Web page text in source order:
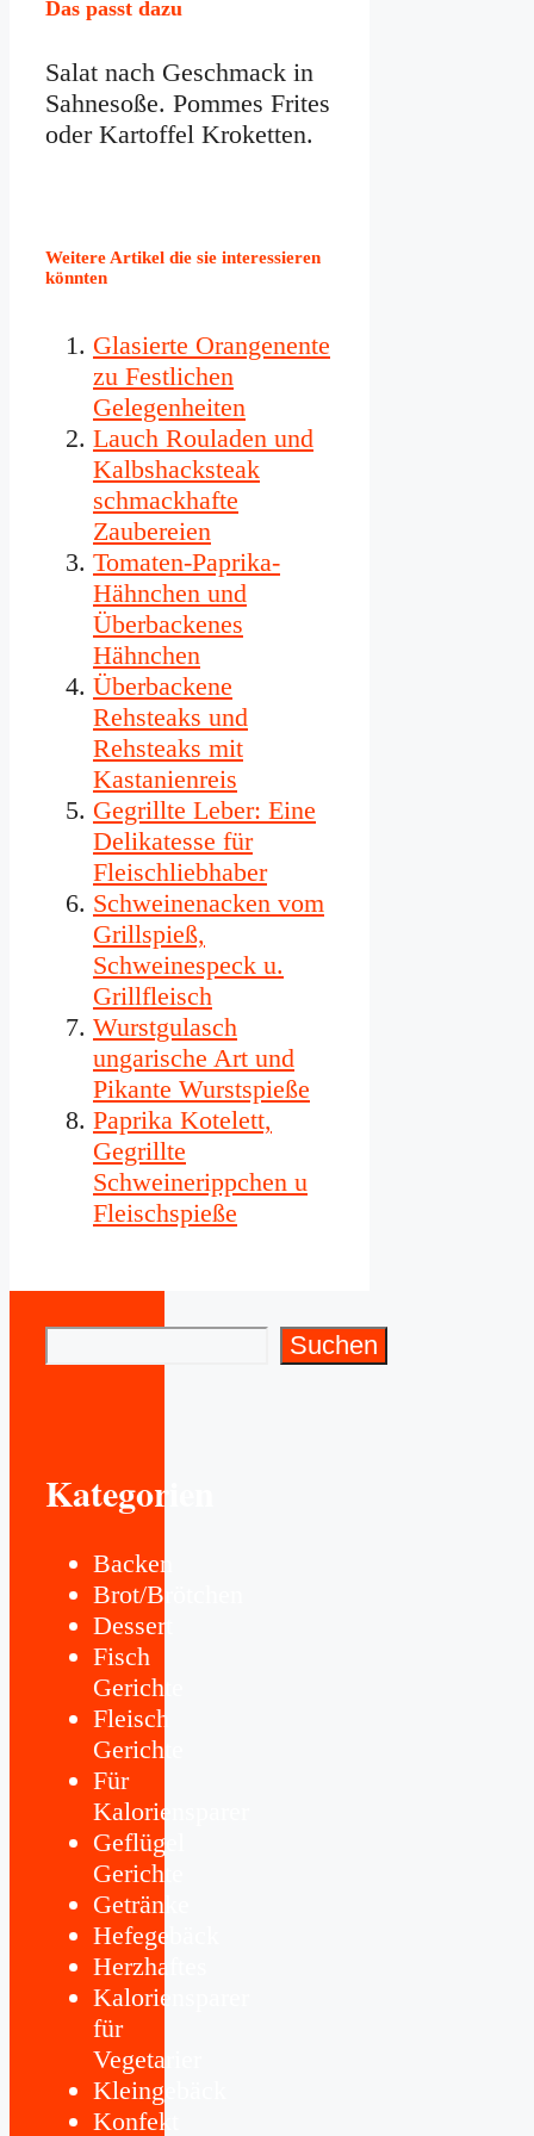
Das passt dazu
Salat nach Geschmack in
Sahnesoße. Pommes Frites
oder Kartoffel Kroketten.
Weitere Artikel die sie interessieren
könnten
Glasierte Orangenente
zu Festlichen
Gelegenheiten
Lauch Rouladen und
Kalbshacksteak
schmackhafte
Zaubereien
Tomaten-Paprika-
Hähnchen und
Überbackenes
Hähnchen
Überbackene
Rehsteaks und
Rehsteaks mit
Kastanienreis
Gegrillte Leber: Eine
Delikatesse für
Fleischliebhaber
Schweinenacken vom
Grillspieß,
Schweinespeck u.
Grillfleisch
Wurstgulasch
ungarische Art und
Pikante Wurstspieße
Paprika Kotelett,
Gegrillte
Schweinerippchen u
Fleischspieße
Suchen
Kategorien
Backen
Brot/Brötchen
Dessert
Fisch
Gerichte
Fleisch
Gerichte
Für
Kaloriensparer
Geflügel
Gerichte
Getränke
Hefegebäck
Herzhaftes
Kaloriensparer
für
Vegetarier
Kleingebäck
Konfekt